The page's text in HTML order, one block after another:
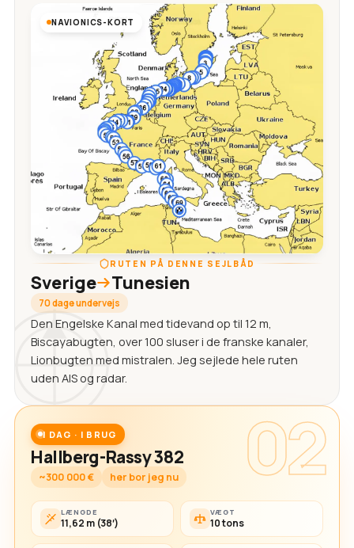
NAVIONICS-KORT
RUTEN PÅ DENNE SEJLBÅD
Sverige Tunesien
70 dage undervejs
Den Engelske Kanal med tidevand op til 12 m,
Biscayabugten, over 100 sluser i de franske kanaler,
Lionbugten med mistralen. Jeg sejlede hele ruten
uden AIS og radar.
02
I DAG · I BRUG
Hallberg-Rassy 382
~300 000 € her bor jeg nu
LÆNGDE
11,62 m (38′)
VÆGT
10 tons